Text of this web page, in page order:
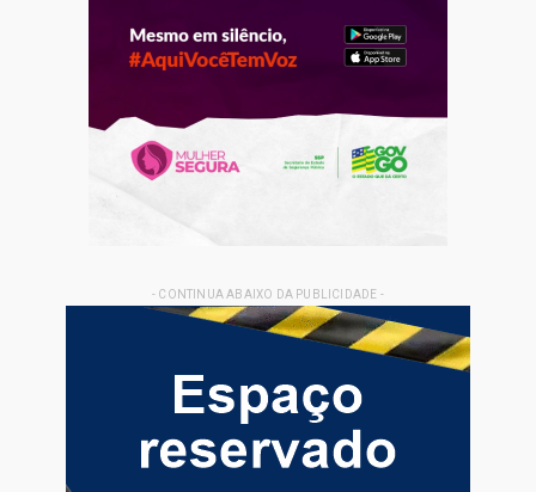
- CONTINUA ABAIXO DA PUBLICIDADE -